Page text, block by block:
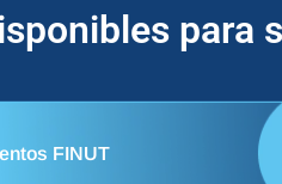
para
FINUT